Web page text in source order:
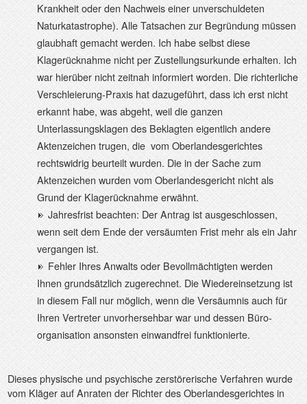
Krankheit oder den Nachweis einer unverschuldeten
Naturkatastrophe). Alle Tatsachen zur Begründung müssen
glaubhaft gemacht werden. Ich habe selbst diese
Klagerücknahme nicht per Zustellungsurkunde erhalten. Ich
war hierüber nicht zeitnah informiert worden. Die richterliche
Verschleierung-Praxis hat dazugeführt, dass ich erst nicht
erkannt habe, was abgeht, weil die ganzen
Unterlassungsklagen des Beklagten eigentlich andere
Aktenzeichen trugen, die vom Oberlandesgerichtes
rechtswidrig beurteilt wurden. Die in der Sache zum
Aktenzeichen wurden vom Oberlandesgericht nicht als
Grund der Klagerücknahme erwähnt.
Jahresfrist beachten: Der Antrag ist ausgeschlossen,
wenn seit dem Ende der versäumten Frist mehr als ein Jahr
vergangen ist.
Fehler Ihres Anwalts oder Bevollmächtigten werden
Ihnen grundsätzlich zugerechnet. Die Wiedereinsetzung ist
in diesem Fall nur möglich, wenn die Versäumnis auch für
Ihren Vertreter unvorhersehbar war und dessen Büro-
organisation ansonsten einwandfrei funktionierte.
Dieses physische und psychische zerstörerische Verfahren wurde
vom Kläger auf Anraten der Richter des Oberlandesgerichtes in